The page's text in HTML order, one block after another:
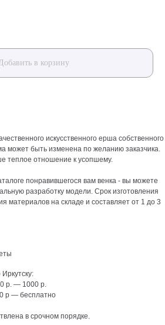
в корзину
искусственного ерша собственного
может быть изменена по желанию заказчика.
теплое отношение к усопшему.
понравившегося вам венка - вы можете
разработку модели. Срок изготовления
материалов на складе и составляет от 1 до 3
р. — 1000 р.
р — бесплатно
в срочном порядке.